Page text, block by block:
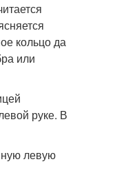
кольцо да
или
руке. В
левую